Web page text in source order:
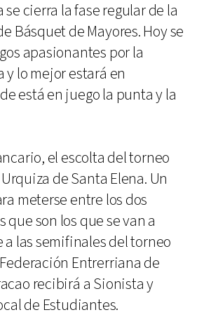
se cierra la fase regular de la
Básquet de Mayores. Hoy se
apasionantes por la
lo mejor estará en
está en juego la punta y la
el escolta del torneo
de Santa Elena. Un
meterse entre los dos
que son los que se van a
a las semifinales del torneo
Entrerriana de
recibirá a Sionista y
de Estudiantes.